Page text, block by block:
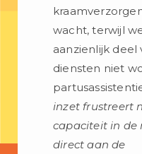
wacht, terwijl
aanzienlijk deel
diensten niet
inzet frustreert
capaciteit in de
direct aan de